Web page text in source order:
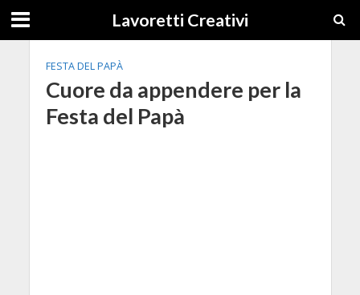
Lavoretti Creativi
FESTA DEL PAPÀ
Cuore da appendere per la
Festa del Papà